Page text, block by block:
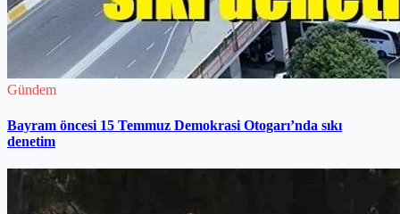
Gündem
Bayram öncesi 15 Temmuz Demokrasi Otogarı’nda sıkı
denetim